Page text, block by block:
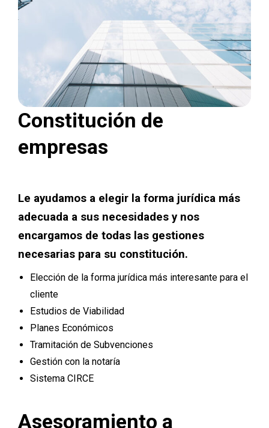
Constitución de
empresas
Le ayudamos a elegir la forma jurídica más
adecuada a sus necesidades y nos
encargamos de todas las gestiones
necesarias para su constitución.
Elección de la forma jurídica más interesante para el
cliente
Estudios de Viabilidad
Planes Económicos
Tramitación de Subvenciones
Gestión con la notaría
Sistema CIRCE
Asesoramiento a